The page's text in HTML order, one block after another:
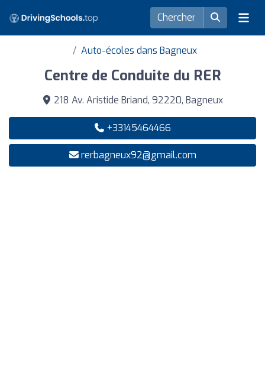
Auto-écoles dans Bagneux
Centre de Conduite du RER
218 Av. Aristide Briand, 92220, Bagneux
+33145464466
rerbagneux92@gmail.com